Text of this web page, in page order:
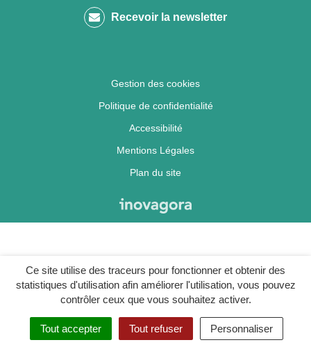
Ce site utilise des traceurs pour fonctionner et obtenir des
statistiques d'utilisation afin améliorer l'utilisation, vous pouvez
contrôler ceux que vous souhaitez activer.
Tout accepter Tout refuser Personnaliser
Facebook
Youtube
Flickrcalaméo
Recevoir la newsletter
Gestion des cookies
Politique de confidentialité
Accessibilité
Mentions Légales
Plan du site